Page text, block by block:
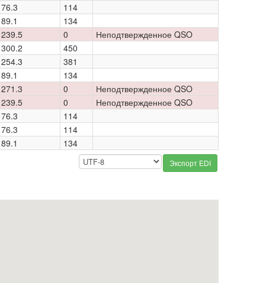
76.3
114
89.1
134
239.5 0
Неподтвержденное QSO
300.2
450
254.3
381
89.1
134
271.3 0
Неподтвержденное QSO
239.5 0
Неподтвержденное QSO
76.3
114
76.3
114
89.1 134
Экспорт EDI